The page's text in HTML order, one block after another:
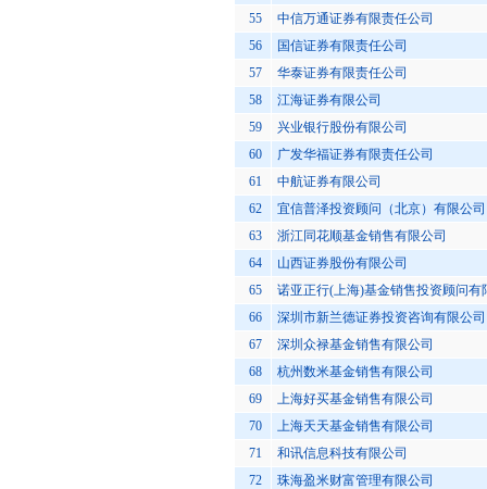
55
中信万通证券有限责任公司
56
国信证券有限责任公司
57
华泰证券有限责任公司
58
江海证券有限公司
59
兴业银行股份有限公司
60
广发华福证券有限责任公司
61
中航证券有限公司
62
宜信普泽投资顾问（北京）有限公司
63
浙江同花顺基金销售有限公司
64
山西证券股份有限公司
65
诺亚正行(上海)基金销售投资顾问有
66
深圳市新兰德证券投资咨询有限公司
67
深圳众禄基金销售有限公司
68
杭州数米基金销售有限公司
69
上海好买基金销售有限公司
70
上海天天基金销售有限公司
71
和讯信息科技有限公司
72
珠海盈米财富管理有限公司